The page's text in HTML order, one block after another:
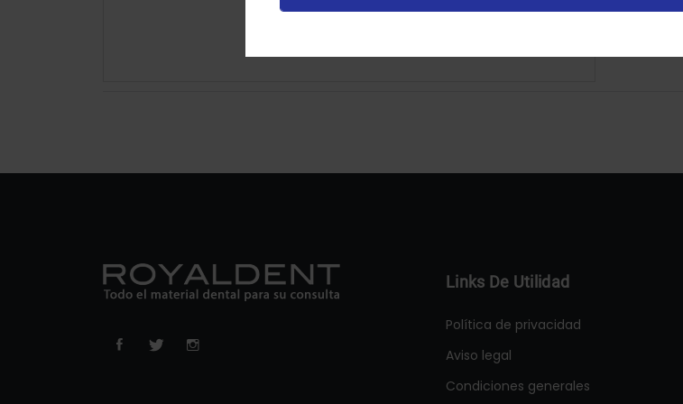
Links De Utilidad
Política de privacidad
Aviso legal
Condiciones generales